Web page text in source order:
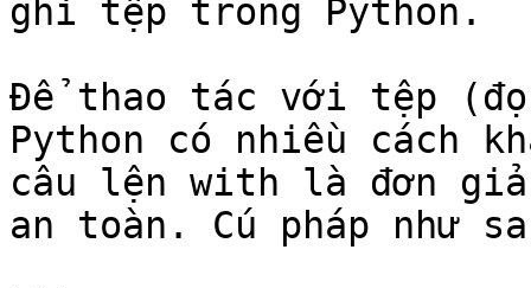
ghi tệp trong Python.
Để thao tác với tệp
Python có nhiều cách
câu lện with là đơn
an toàn. Cú pháp như